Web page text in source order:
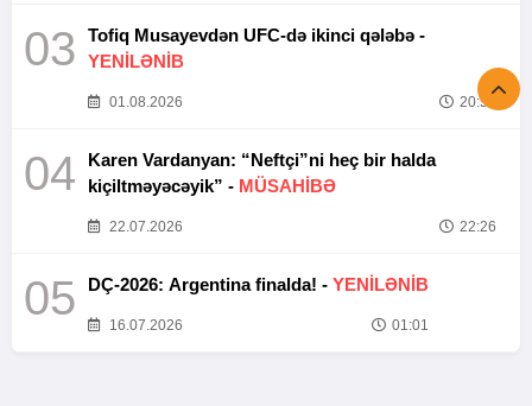
03
Tofiq Musayevdən UFC-də ikinci qələbə -
YENİLƏNİB
01.08.2026 20:52
04
Karen Vardanyan: “Neftçi”ni heç bir halda
kiçiltməyəcəyik” - MÜSAHİBƏ
22.07.2026 22:26
05 DÇ-2026: Argentina finalda! - YENİLƏNİB
16.07.2026 01:01